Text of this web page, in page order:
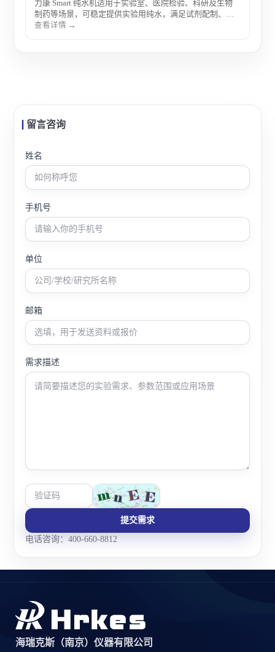
力康 Smart 纯水机适用于实验室、医院检验、科研及生物
制药等场景，可稳定提供实验用纯水，满足试剂配制、仪
器供水和常规检测需求。
查看详情 →
留言咨询
姓名
手机号
单位
邮箱
需求描述
提交需求
电话咨询：400-660-8812
海瑞克斯（南京）仪器有限公司